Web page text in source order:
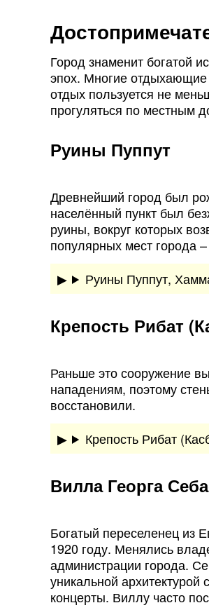
Город знаменит богатой
эпох. Многие
отдых пользуется не
прогуляться по местным
Руины Пуппут
Древнейший город был
населённый пункт был
руины, вокруг которых
популярных мест города
Руины Пуппут,
Крепость Рибат
Раньше это сооружение
нападениям, поэтому
восстановили.
Крепость Рибат
Вилла Георга
Богатый переселенец из
1920 году. Менялись
администрации города.
уникальной
концерты. Виллу часто